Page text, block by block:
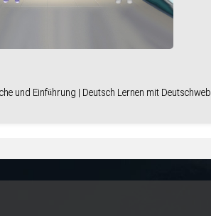
und Einführung | Deutsch Lernen mit Deutschweb